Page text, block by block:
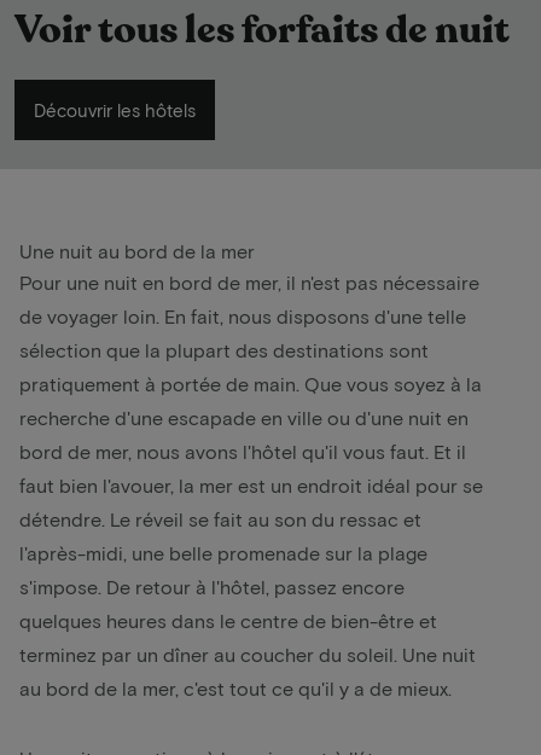
Voir tous les forfaits de nuit
Découvrir les hôtels
Une nuit au bord de la mer
Pour une nuit en bord de mer, il n'est pas nécessaire
de voyager loin. En fait, nous disposons d'une telle
sélection que la plupart des destinations sont
pratiquement à portée de main. Que vous soyez à la
recherche d'une escapade en ville ou d'une nuit en
bord de mer, nous avons l'hôtel qu'il vous faut. Et il
faut bien l'avouer, la mer est un endroit idéal pour se
détendre. Le réveil se fait au son du ressac et
l'après-midi, une belle promenade sur la plage
s'impose. De retour à l'hôtel, passez encore
quelques heures dans le centre de bien-être et
terminez par un dîner au coucher du soleil. Une nuit
au bord de la mer, c'est tout ce qu'il y a de mieux.